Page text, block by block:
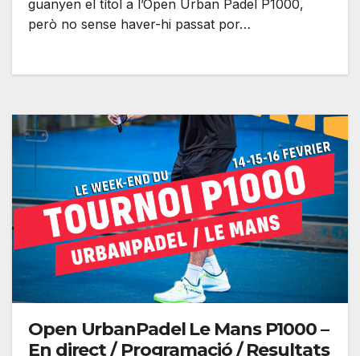
guanyen el títol a l’Open Urban Padel P1000,
però no sense haver-hi passat por…
Open UrbanPadel Le Mans P1000 –
En direct / Programació / Resultats